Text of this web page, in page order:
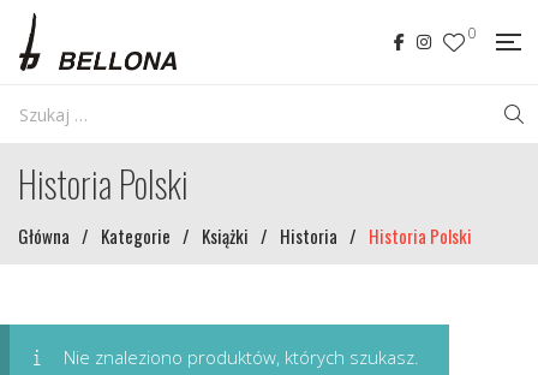
0
Historia Polski
Główna / Kategorie / Książki / Historia / Historia Polski
Nie znaleziono produktów, których szukasz.